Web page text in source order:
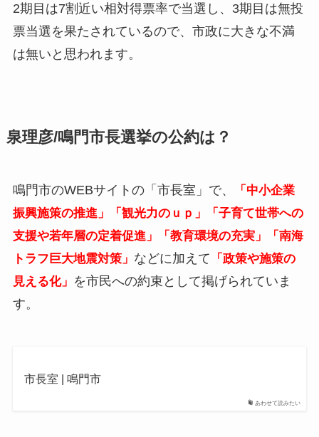
2期目は7割近い相対得票率で当選し、3期目は無投
票当選を果たされているので、市政に大きな不満
は無いと思われます。
泉理彦/鳴門市長選挙の公約は？
鳴門市のWEBサイトの「市長室」で、
「中小企業
振興施策の推進」「観光力のｕｐ」「子育て世帯への
支援や若年層の定着促進」「教育環境の充実」「南海
トラフ巨大地震対策」 などに加えて
「政策や施策の
見える化」 を市民への約束として掲げられていま
す。
あわせて読みたい
市長室 | 鳴門市